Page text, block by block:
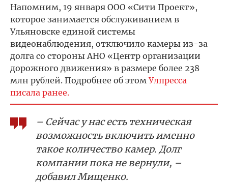
Напомним, 19 января ООО «Сити Проект»,
которое занимается обслуживанием в
Ульяновске единой системы
видеонаблюдения, отключило камеры из-за
долга со стороны АНО «Центр организации
дорожного движения» в размере более 238
млн рублей. Подробнее об этом Улпресса
писала ранее.
– Сейчас у нас есть техническая
возможность включить именно
такое количество камер. Долг
компании пока не вернули, –
добавил Мищенко.